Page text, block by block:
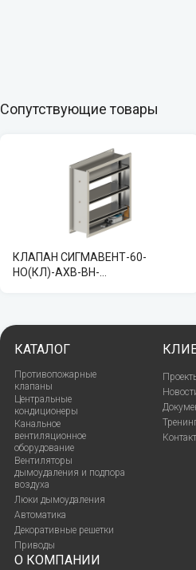
Сопутствующие товары
КЛАПАН СИГМАВЕНТ-60-
НО(КЛ)-АХВ-ВН-…
КАТАЛОГ
Противопожарные
клапаны
Центральные
кондиционеры
Канальное
вентиляционное
оборудование
Вентиляторы
дымоудаления и подпора
воздуха
Люки дымоудаления
Автоматика
Декоративные решетки
Приводы
О КОМПАНИИ